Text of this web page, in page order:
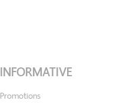
INFORMATIVE
Promotions